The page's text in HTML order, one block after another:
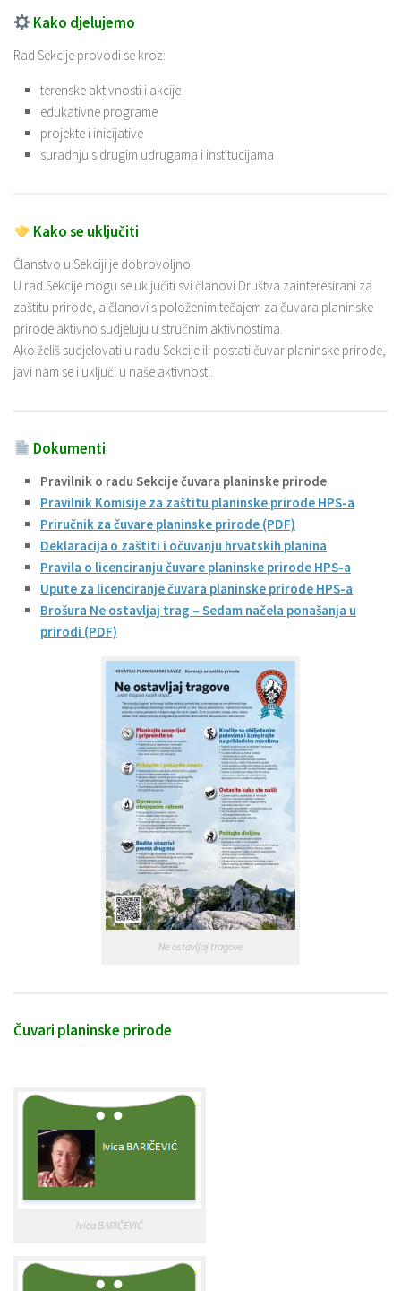
Kako djelujemo
Rad Sekcije provodi se kroz:
terenske aktivnosti i akcije
edukativne programe
projekte i inicijative
suradnju s drugim udrugama i institucijama
Kako se uključiti
Članstvo u Sekciji je dobrovoljno.
U rad Sekcije mogu se uključiti svi članovi Društva zainteresirani za
zaštitu prirode, a članovi s položenim tečajem za čuvara planinske
prirode aktivno sudjeluju u stručnim aktivnostima.
Ako želiš sudjelovati u radu Sekcije ili postati čuvar planinske prirode,
javi nam se i uključi u naše aktivnosti.
Dokumenti
Pravilnik o radu Sekcije čuvara planinske prirode
Pravilnik Komisije za zaštitu planinske prirode HPS-a
Priručnik za čuvare planinske prirode (PDF)
Deklaracija o zaštiti i očuvanju hrvatskih planina
Pravila o licenciranju čuvare planinske prirode HPS-a
Upute za licenciranje čuvara planinske prirode HPS-a
Brošura Ne ostavljaj trag – Sedam načela ponašanja u
prirodi (PDF)
Ne ostavljaj tragove
Čuvari planinske prirode
Ivica BARIČEVIĆ